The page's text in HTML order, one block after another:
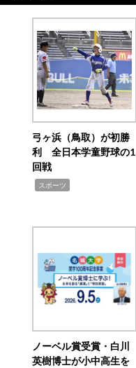
弓ヶ浜（鳥取）が初勝
利 全日本学童野球の1
回戦
スポーツ
ノーベル賞受賞・白川
英樹博士が小中高生を